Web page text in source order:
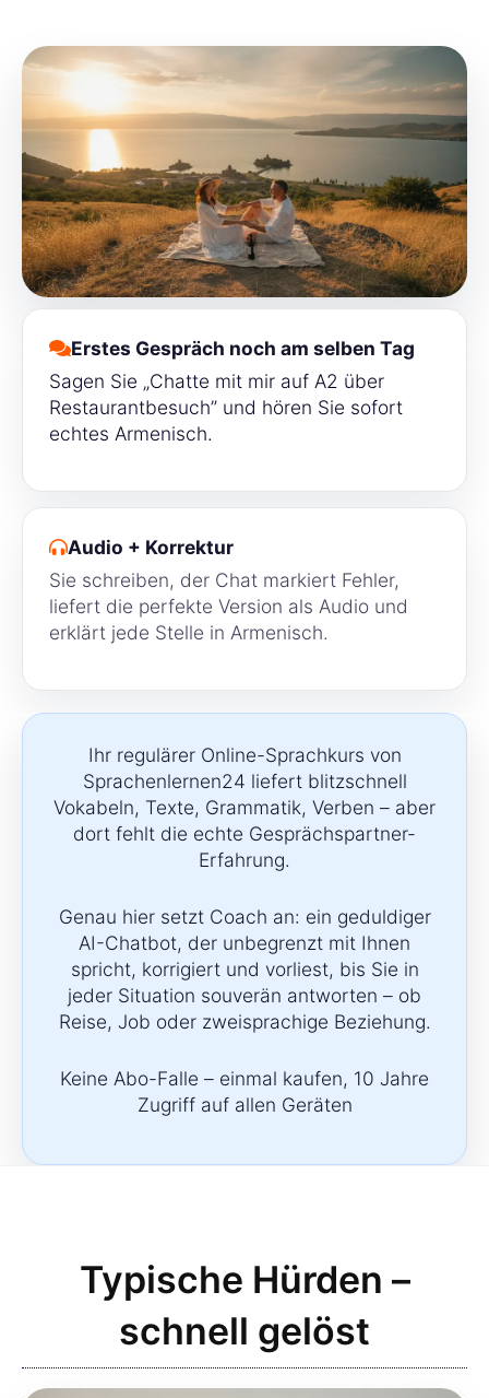
Erstes Gespräch noch am selben Tag
Sagen Sie „Chatte mit mir auf A2 über
Restaurantbesuch” und hören Sie sofort
echtes Armenisch.
Audio + Korrektur
Sie schreiben, der Chat markiert Fehler,
liefert die perfekte Version als Audio und
erklärt jede Stelle in Armenisch.
Ihr regulärer Online-Sprachkurs von
Sprachenlernen24 liefert blitzschnell
Vokabeln, Texte, Grammatik, Verben – aber
dort fehlt die echte Gesprächspartner-
Erfahrung.
Genau hier setzt Coach an: ein geduldiger
AI-Chatbot, der unbegrenzt mit Ihnen
spricht, korrigiert und vorliest, bis Sie in
jeder Situation souverän antworten – ob
Reise, Job oder zweisprachige Beziehung.
Keine Abo-Falle – einmal kaufen, 10 Jahre
Zugriff auf allen Geräten
Typische Hürden –
schnell gelöst